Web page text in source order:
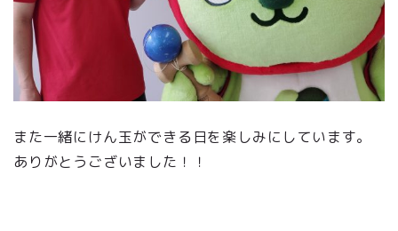
また一緒にけん玉ができる日を楽しみにしています。
ありがとうございました！！